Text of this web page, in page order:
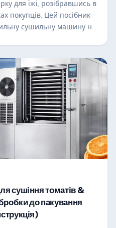
для їжі, розібравшись в
покупців. Цей посібник
сушильну машину на
інвестиції та
сушіння томатів &
до пакування